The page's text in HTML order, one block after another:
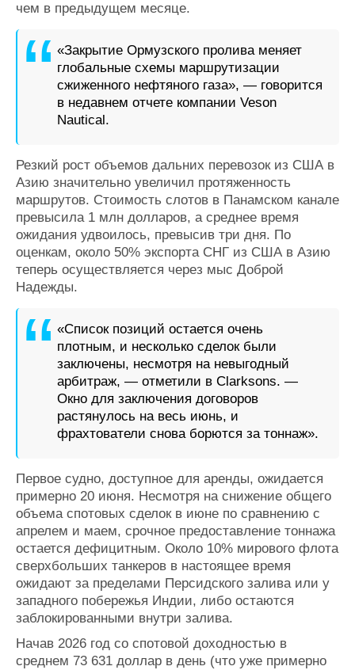
чем в предыдущем месяце.
«Закрытие Ормузского пролива меняет
глобальные схемы маршрутизации
сжиженного нефтяного газа», — говорится
в недавнем отчете компании Veson
Nautical.
Резкий рост объемов дальних перевозок из США в
Азию значительно увеличил протяженность
маршрутов. Стоимость слотов в Панамском канале
превысила 1 млн долларов, а среднее время
ожидания удвоилось, превысив три дня. По
оценкам, около 50% экспорта СНГ из США в Азию
теперь осуществляется через мыс Доброй
Надежды.
«Список позиций остается очень
плотным, и несколько сделок были
заключены, несмотря на невыгодный
арбитраж, — отметили в Clarksons. —
Окно для заключения договоров
растянулось на весь июнь, и
фрахтователи снова борются за тоннаж».
Первое судно, доступное для аренды, ожидается
примерно 20 июня. Несмотря на снижение общего
объема спотовых сделок в июне по сравнению с
апрелем и маем, срочное предоставление тоннажа
остается дефицитным. Около 10% мирового флота
сверхбольших танкеров в настоящее время
ожидают за пределами Персидского залива или у
западного побережья Индии, либо остаются
заблокированными внутри залива.
Начав 2026 год со спотовой доходностью в
среднем 73 631 доллар в день (что уже примерно